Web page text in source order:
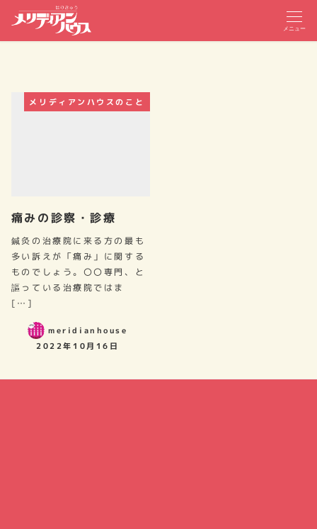
メニュー
メリディアンハウスのこと
痛みの診察・診療
鍼灸の治療院に来る方の最も
多い訴えが「痛み」に関する
ものでしょう。〇〇専門、と
謳っている治療院ではま
[…]
meridianhouse
2022年10月16日